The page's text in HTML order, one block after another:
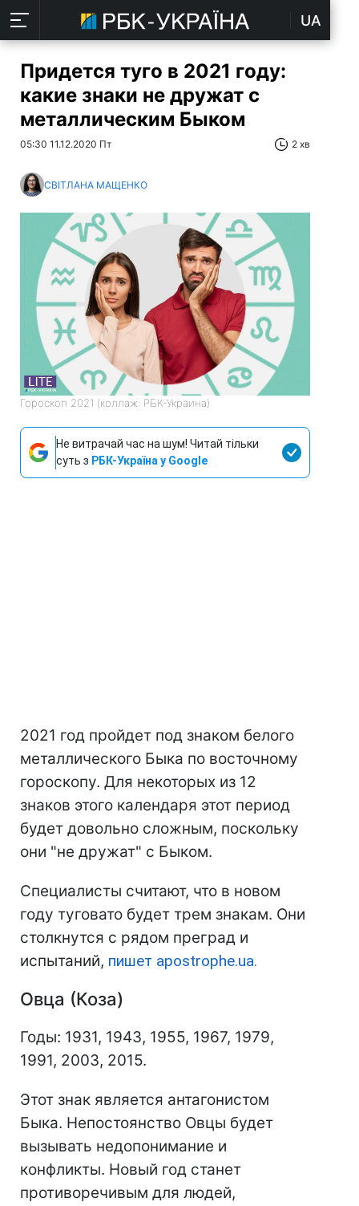
UA
Придется туго в 2021 году:
какие знаки не дружат с
металлическим Быком
05:30 11.12.2020 Пт 2 хв
СВІТЛАНА МАЩЕНКО
Гороскоп 2021 (коллаж: РБК-Украина)
Не витрачай час на шум! Читай тільки
суть з РБК-Україна у Google
2021 год пройдет под знаком белого
металлического Быка по восточному
гороскопу. Для некоторых из 12
знаков этого календаря этот период
будет довольно сложным, поскольку
они "не дружат" с Быком.
Специалисты считают, что в новом
году туговато будет трем знакам. Они
столкнутся с рядом преград и
испытаний, пишет apostrophe.ua.
Овца (Коза)
Годы: 1931, 1943, 1955, 1967, 1979,
1991, 2003, 2015.
Этот знак является антагонистом
Быка. Непостоянство Овцы будет
вызывать недопонимание и
конфликты. Новый год станет
противоречивым для людей,